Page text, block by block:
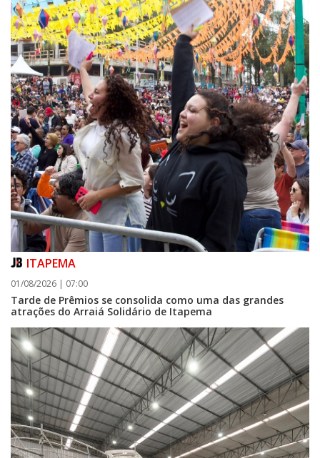
07/08/2026 | 07:00
Prefeitura de Itapema segue com credenciamento aberto para artistas e
produtores culturais
ITAPEMA
07/08/2026 | 07:00
Itapema se destaca no IDEB e conquista melhor resultado da região
ITAPEMA
01/08/2026 | 07:00
Tarde de Prêmios se consolida como uma das grandes
atrações do Arraiá Solidário de Itapema